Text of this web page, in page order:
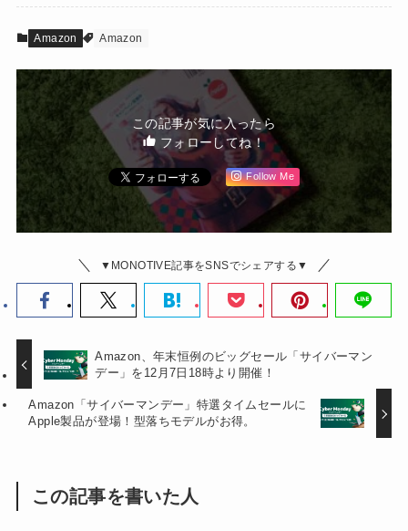
Amazon Amazon
この記事が気に入ったら
フォローしてね！
Follow Me
▼MONOTIVE記事をSNSでシェアする▼
Amazon、年末恒例のビッグセール「サイバーマン
デー」を12月7日18時より開催！
Amazon「サイバーマンデー」特選タイムセールに
Apple製品が登場！型落ちモデルがお得。
この記事を書いた人